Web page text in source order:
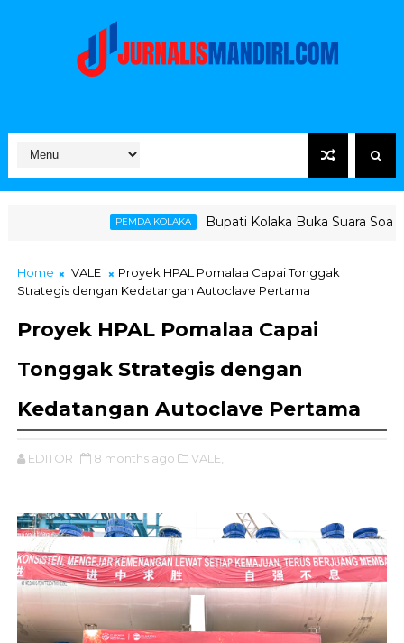
Bupati Kolaka Buka Suara Soal Ketegangan
Home VALE
Proyek HPAL Pomalaa Capai Tonggak
Strategis dengan Kedatangan Autoclave Pertama
Proyek HPAL Pomalaa Capai
Tonggak Strategis dengan
Kedatangan Autoclave Pertama
EDITOR 8 months ago VALE,